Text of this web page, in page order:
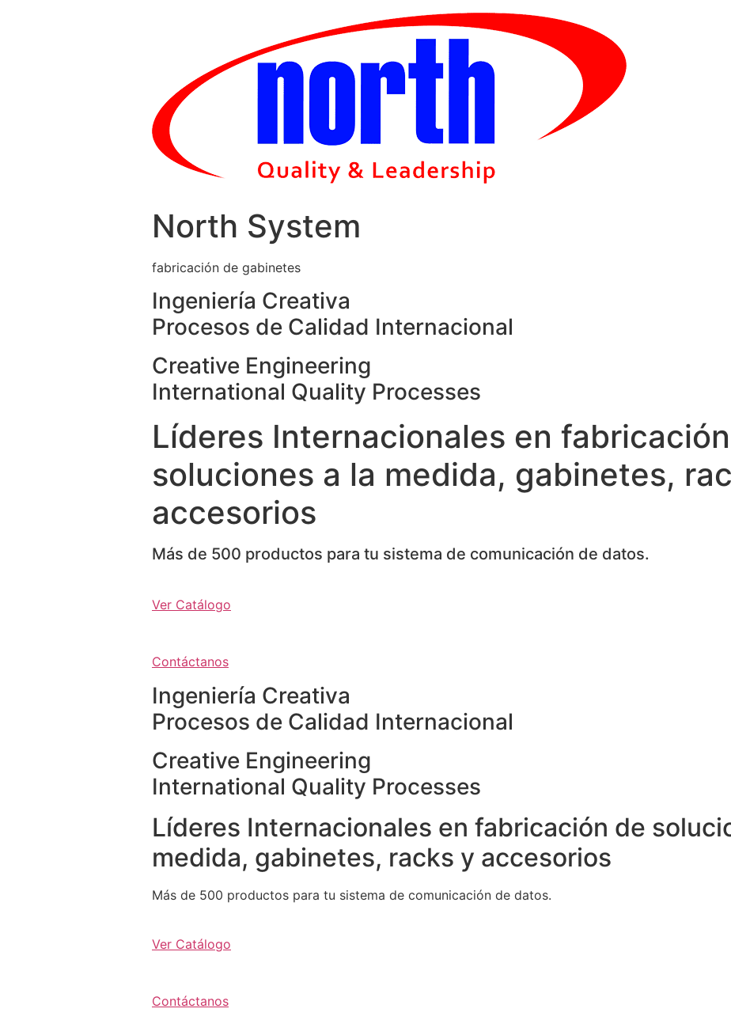
North System
fabricación de gabinetes
Ingeniería Creativa
Procesos de Calidad Internacional
Creative Engineering
International Quality Processes
Líderes Internacionales en
soluciones a la medida, gabinetes,
accesorios
Más de 500 productos para tu sistema de comunicación de datos.
Ver Catálogo
Contáctanos
Ingeniería Creativa
Procesos de Calidad Internacional
Creative Engineering
International Quality Processes
Líderes Internacionales en fabricación de
medida, gabinetes, racks y accesorios
Más de 500 productos para tu sistema de comunicación de datos.
Ver Catálogo
Contáctanos